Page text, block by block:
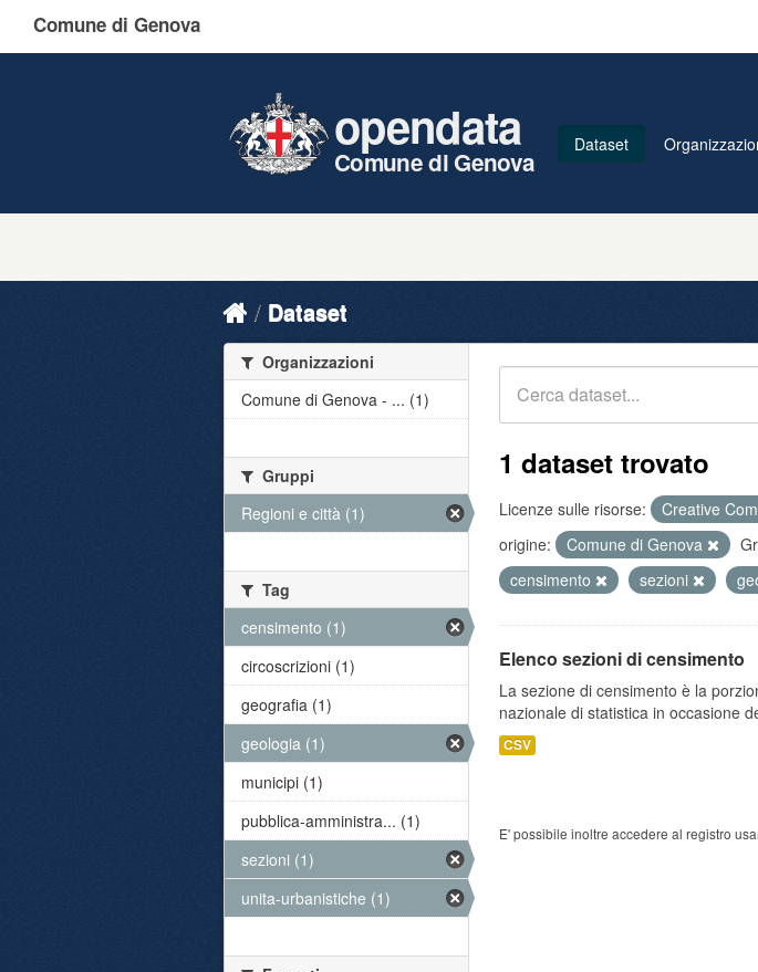
Comune di Genova
opendata
Comune di Genova
Dataset
Dataset
1 dataset trovato
Licenze sulle risorse: Creative
origine:
Comune di Genova
censimento
sezioni
Elenco sezioni di censimento
La sezione di censimento è la
nazionale di statistica in occasione
CSV
E' possibile inoltre accedere al registro
Organizzazioni
Comune di Genova - ... (1)
Gruppi
Regioni e città (1)
Tag
censimento (1)
circoscrizioni (1)
geografia (1)
geologia (1)
municipi (1)
pubblica-amministra... (1)
sezioni (1)
unita-urbanistiche (1)